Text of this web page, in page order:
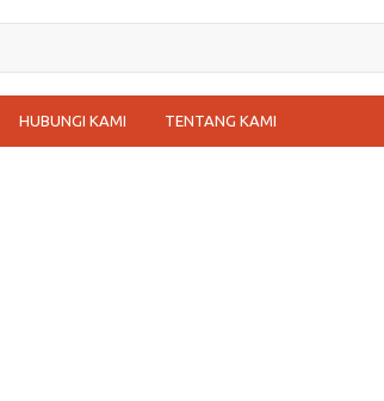
HUBUNGI KAMI TENTANG KAMI